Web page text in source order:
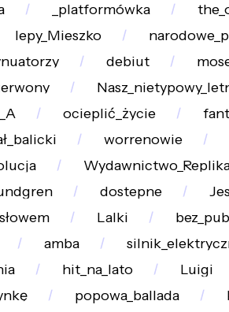
_platformówka
lepy_Mieszko
debiut
ocieplić_życie
worrenowie
dostepne
Lalki
amba
hit_na_lato
Luigi
popowa_ballada